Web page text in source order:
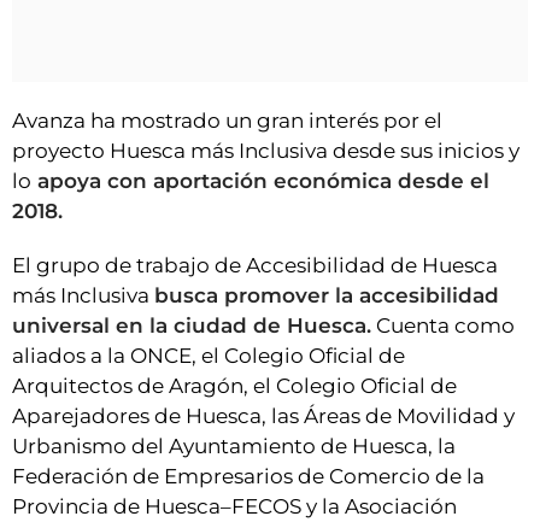
Avanza ha mostrado un gran interés por el
proyecto Huesca más Inclusiva desde sus inicios y
lo apoya con aportación económica desde el
2018.
El grupo de trabajo de Accesibilidad de Huesca
más Inclusiva busca promover la accesibilidad
universal en la ciudad de Huesca. Cuenta como
aliados a la ONCE, el Colegio Oficial de
Arquitectos de Aragón, el Colegio Oficial de
Aparejadores de Huesca, las Áreas de Movilidad y
Urbanismo del Ayuntamiento de Huesca, la
Federación de Empresarios de Comercio de la
Provincia de Huesca–FECOS y la Asociación